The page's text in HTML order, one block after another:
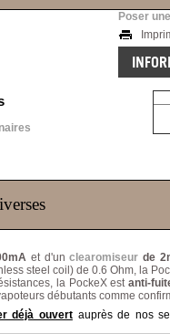
déjà ouvertauprès de nos
Poser
et d'unclearomiseur de
steel coil) de 0.6 Ohm, la
la PockeX estanti-
débutants comme